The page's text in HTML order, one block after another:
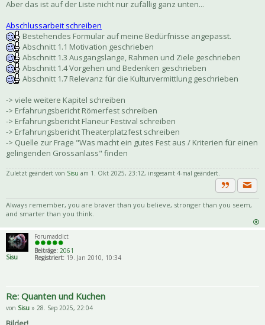
Aber das ist auf der Liste nicht nur zufällig ganz unten...
Abschlussarbeit schreiben
Bestehendes Formular auf meine Bedürfnisse angepasst.
Abschnitt 1.1 Motivation geschrieben
Abschnitt 1.3 Ausgangslange, Rahmen und Ziele geschrieben
Abschnitt 1.4 Vorgehen und Bedenken geschrieben
Abschnitt 1.7 Relevanz für die Kulturvermittlung geschrieben
-> viele weitere Kapitel schreiben
-> Erfahrungsbericht Römerfest schreiben
-> Erfahrungsbericht Flaneur Festival schreiben
-> Erfahrungsbericht Theaterplatzfest schreiben
-> Quelle zur Frage "Was macht ein gutes Fest aus / Kriterien für einen
gelingenden Grossanlass" finden
Zuletzt geändert von Sisu am 1. Okt 2025, 23:12, insgesamt 4-mal geändert.
Zitat
Always remember, you are braver than you believe, stronger than you seem,
and smarter than you think.
Sisu
Forumaddict
Beiträge: 2061
Registriert:19. Jan 2010, 10:34
Re: Quanten und Kuchen
von Sisu » 28. Sep 2025, 22:04